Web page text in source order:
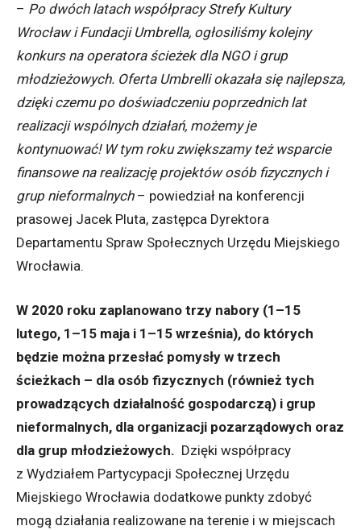
– Po dwóch latach współpracy Strefy Kultury
Wrocław i Fundacji Umbrella, ogłosiliśmy kolejny
konkurs na operatora ścieżek dla NGO i grup
młodzieżowych. Oferta Umbrelli okazała się najlepsza,
dzięki czemu po doświadczeniu poprzednich lat
realizacji wspólnych działań, możemy je
kontynuować! W tym roku zwiększamy też wsparcie
finansowe na realizację projektów osób fizycznych i
grup nieformalnych– powiedział na konferencji
prasowej Jacek Pluta, zastępca Dyrektora
Departamentu Spraw Społecznych Urzędu Miejskiego
Wrocławia.
W 2020 roku zaplanowano trzy nabory (1–15
lutego, 1–15 maja i 1–15 września), do których
będzie można przesłać pomysły w trzech
ścieżkach – dla osób fizycznych (również tych
prowadzących działalność gospodarczą) i grup
nieformalnych, dla organizacji pozarządowych oraz
dla grup młodzieżowych. Dzięki współpracy
z Wydziałem Partycypacji Społecznej Urzędu
Miejskiego Wrocławia dodatkowe punkty zdobyć
mogą działania realizowane na terenie i w miejscach